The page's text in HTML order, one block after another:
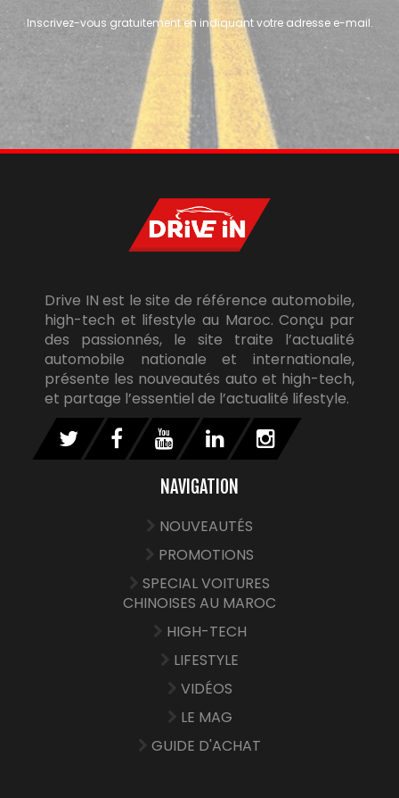
Inscrivez-vous gratuitement en indiquant votre adresse e-mail.
Drive IN est le site de référence automobile,
high-tech et lifestyle au Maroc. Conçu par
des passionnés, le site traite l’actualité
automobile nationale et internationale,
présente les nouveautés auto et high-tech,
et partage l’essentiel de l’actualité lifestyle.
NAVIGATION
NOUVEAUTÉS
PROMOTIONS
SPECIAL VOITURES
CHINOISES AU MAROC
HIGH-TECH
LIFESTYLE
VIDÉOS
LE MAG
GUIDE D'ACHAT